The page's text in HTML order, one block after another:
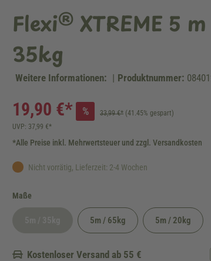
Flexi® XTREME 5
35kg
Weitere Informationen: | Produktnummer:
19,90 €* % 33,99 €* (41.45% gespart)
UVP: 37,99 €*
*Alle Preise inkl. Mehrwertsteuer und zzgl. Versandkosten
Nicht vorrätig, Lieferzeit: 2-4 Wochen
Maße
(Diese Option ist zurzeit nicht verfügbar.)
5m / 65kg 5m / 20kg
Kostenloser Versand ab 55 €